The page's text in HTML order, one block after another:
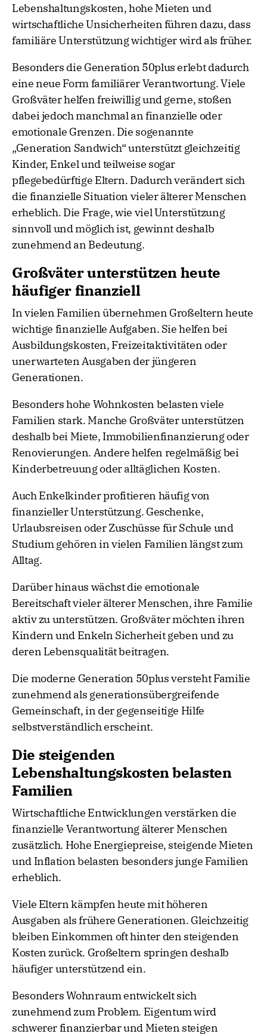
Lebenshaltungskosten, hohe Mieten und
wirtschaftliche Unsicherheiten führen dazu, dass
familiäre Unterstützung wichtiger wird als früher.
Besonders die Generation 50plus erlebt dadurch
eine neue Form familiärer Verantwortung. Viele
Großväter helfen freiwillig und gerne, stoßen
dabei jedoch manchmal an finanzielle oder
emotionale Grenzen. Die sogenannte
„Generation Sandwich“ unterstützt gleichzeitig
Kinder, Enkel und teilweise sogar
pflegebedürftige Eltern. Dadurch verändert sich
die finanzielle Situation vieler älterer Menschen
erheblich. Die Frage, wie viel Unterstützung
sinnvoll und möglich ist, gewinnt deshalb
zunehmend an Bedeutung.
Großväter unterstützen heute
häufiger finanziell
In vielen Familien übernehmen Großeltern heute
wichtige finanzielle Aufgaben. Sie helfen bei
Ausbildungskosten, Freizeitaktivitäten oder
unerwarteten Ausgaben der jüngeren
Generationen.
Besonders hohe Wohnkosten belasten viele
Familien stark. Manche Großväter unterstützen
deshalb bei Miete, Immobilienfinanzierung oder
Renovierungen. Andere helfen regelmäßig bei
Kinderbetreuung oder alltäglichen Kosten.
Auch Enkelkinder profitieren häufig von
finanzieller Unterstützung. Geschenke,
Urlaubsreisen oder Zuschüsse für Schule und
Studium gehören in vielen Familien längst zum
Alltag.
Darüber hinaus wächst die emotionale
Bereitschaft vieler älterer Menschen, ihre Familie
aktiv zu unterstützen. Großväter möchten ihren
Kindern und Enkeln Sicherheit geben und zu
deren Lebensqualität beitragen.
Die moderne Generation 50plus versteht Familie
zunehmend als generationsübergreifende
Gemeinschaft, in der gegenseitige Hilfe
selbstverständlich erscheint.
Die steigenden
Lebenshaltungskosten belasten
Familien
Wirtschaftliche Entwicklungen verstärken die
finanzielle Verantwortung älterer Menschen
zusätzlich. Hohe Energiepreise, steigende Mieten
und Inflation belasten besonders junge Familien
erheblich.
Viele Eltern kämpfen heute mit höheren
Ausgaben als frühere Generationen. Gleichzeitig
bleiben Einkommen oft hinter den steigenden
Kosten zurück. Großeltern springen deshalb
häufiger unterstützend ein.
Besonders Wohnraum entwickelt sich
zunehmend zum Problem. Eigentum wird
schwerer finanzierbar und Mieten steigen